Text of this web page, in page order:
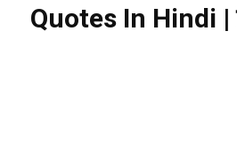
Quotes In Hindi |